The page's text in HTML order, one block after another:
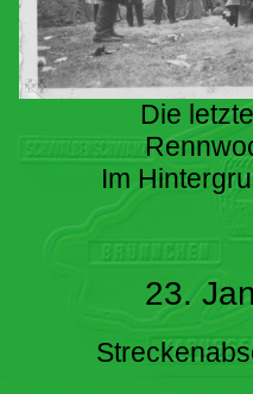
Die
Im
23.